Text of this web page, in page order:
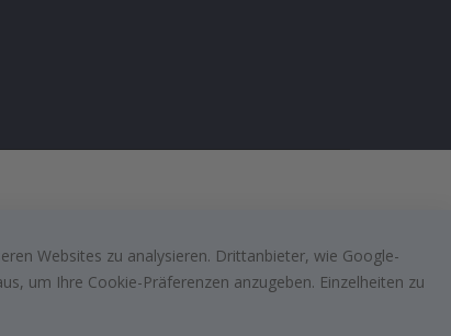
Websites zu analysieren. Drittanbieter, wie Google-
um Ihre Cookie-Präferenzen anzugeben. Einzelheiten zu